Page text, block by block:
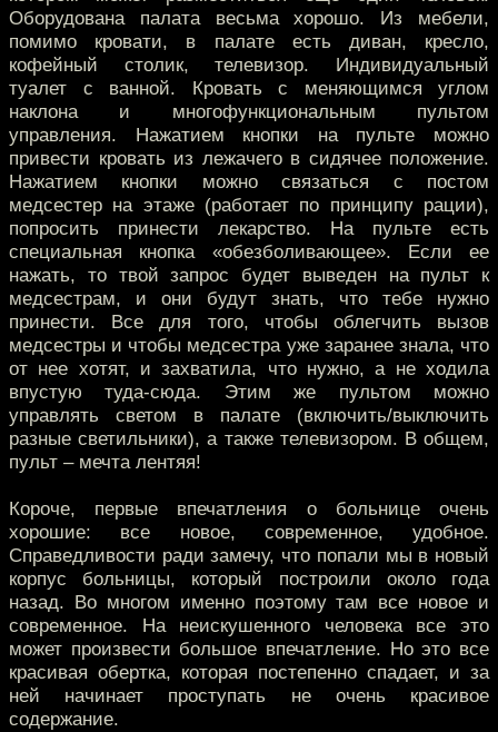
Оборудована палата весьма хорошо. Из мебели,
помимо кровати, в палате есть диван, кресло,
кофейный столик, телевизор. Индивидуальный
туалет с ванной. Кровать с меняющимся углом
наклона и многофункциональным пультом
управления. Нажатием кнопки на пульте можно
привести кровать из лежачего в сидячее положение.
Нажатием кнопки можно связаться с постом
медсестер на этаже (работает по принципу рации),
попросить принести лекарство. На пульте есть
специальная кнопка «обезболивающее». Если ее
нажать, то твой запрос будет выведен на пульт к
медсестрам, и они будут знать, что тебе нужно
принести. Все для того, чтобы облегчить вызов
медсестры и чтобы медсестра уже заранее знала, что
от нее хотят, и захватила, что нужно, а не ходила
впустую туда-сюда. Этим же пультом можно
управлять светом в палате (включить/выключить
разные светильники), а также телевизором. В общем,
пульт – мечта лентяя!
Короче, первые впечатления о больнице очень
хорошие: все новое, современное, удобное.
Справедливости ради замечу, что попали мы в новый
корпус больницы, который построили около года
назад. Во многом именно поэтому там все новое и
современное. На неискушенного человека все это
может произвести большое впечатление. Но это все
красивая обертка, которая постепенно спадает, и за
ней начинает проступать не очень красивое
содержание.